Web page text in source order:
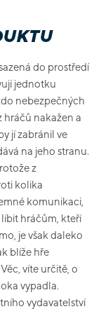
do prostředí
jednotku
nebezpečných
hráčů nakažen a
jí zabránil ve
na jeho stranu.
z
kolika
komunikaci,
hráčům, kteří
je však daleko
blíže hře
víte určitě, o
vypadla.
vydavatelství